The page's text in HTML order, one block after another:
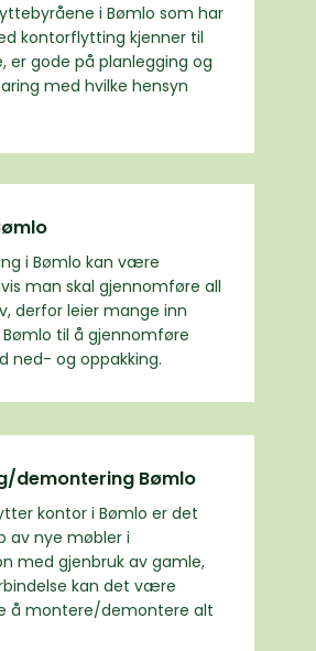
i Bømlo som har
kontorflytting kjenner til
er gode på planlegging og
med hvilke hensyn
i Bømlo kan være
man skal gjennomføre all
derfor leier mange inn
til å gjennomføre
ned- og oppakking.
demontering Bømlo
kontor i Bømlo er det
av nye møbler i
med gjenbruk av gamle,
kan det være
å montere/demontere alt